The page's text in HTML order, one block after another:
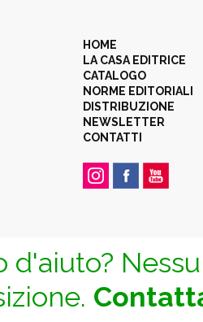
HOME
LA CASA EDITRICE
CATALOGO
NORME EDITORIALI
DISTRIBUZIONE
NEWSLETTER
CONTATTI
d'aiuto?